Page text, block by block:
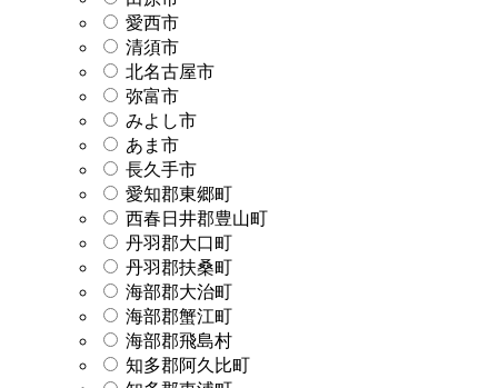
愛西市
清須市
北名古屋市
弥富市
みよし市
あま市
長久手市
愛知郡東郷町
西春日井郡豊山町
丹羽郡大口町
丹羽郡扶桑町
海部郡大治町
海部郡蟹江町
海部郡飛島村
知多郡阿久比町